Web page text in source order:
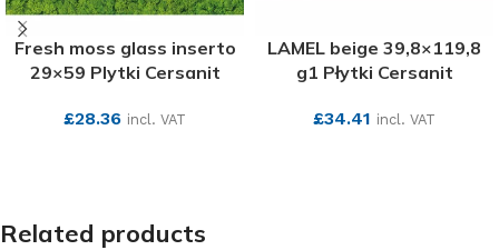
Fresh moss glass inserto
29×59 Plytki Cersanit
£28.36 incl. VAT
LAMEL beige 39,8×119,8
g1 Płytki Cersanit
£34.41 incl. VAT
Related products